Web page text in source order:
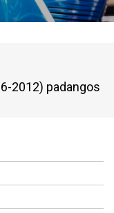
2012) padangos